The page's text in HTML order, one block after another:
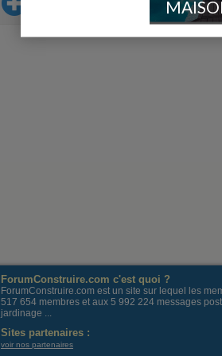
ForumConstruire.com c'est quoi ?
ForumConstruire.com est un site sur lequel les
517 654 membres et aux 5 992 224 messages
jardinage ...
Sites partenaires :
voir nos partenaires